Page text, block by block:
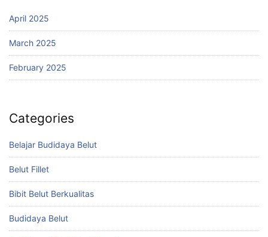
April 2025
March 2025
February 2025
Categories
Belajar Budidaya Belut
Belut Fillet
Bibit Belut Berkualitas
Budidaya Belut